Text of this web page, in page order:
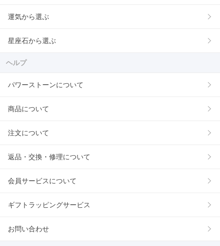
運気から選ぶ
星座石から選ぶ
ヘルプ
パワーストーンについて
商品について
注文について
返品・交換・修理について
会員サービスについて
ギフトラッピングサービス
お問い合わせ